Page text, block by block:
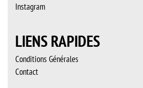
Instagram
LIENS RAPIDES
Conditions Générales
Contact